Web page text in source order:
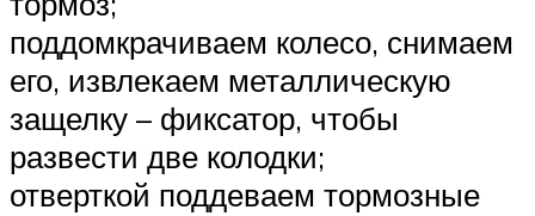
поддомкрачиваем колесо, снимаем
его, извлекаем металлическую
защелку – фиксатор, чтобы
развести две колодки;
отверткой поддеваем тормозные